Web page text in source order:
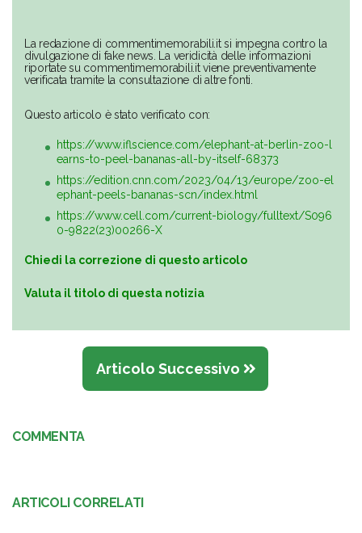
La redazione di commentimemorabili.it si impegna contro la
divulgazione di fake news. La veridicità delle informazioni
riportate su commentimemorabili.it viene preventivamente
verificata tramite la consultazione di altre fonti.
Questo articolo è stato verificato con:
https://www.iflscience.com/elephant-at-berlin-zoo-l
earns-to-peel-bananas-all-by-itself-68373
https://edition.cnn.com/2023/04/13/europe/zoo-el
ephant-peels-bananas-scn/index.html
https://www.cell.com/current-biology/fulltext/S096
0-9822(23)00266-X
Chiedi la correzione di questo articolo
Valuta il titolo di questa notizia
Articolo Successivo
COMMENTA
ARTICOLI CORRELATI